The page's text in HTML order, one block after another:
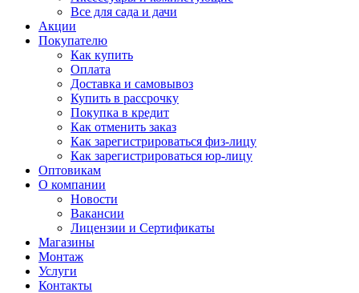
Все для сада и дачи
Акции
Покупателю
Как купить
Оплата
Доставка и самовывоз
Купить в рассрочку
Покупка в кредит
Как отменить заказ
Как зарегистрироваться физ-лицу
Как зарегистрироваться юр-лицу
Оптовикам
О компании
Новости
Вакансии
Лицензии и Сертификаты
Магазины
Монтаж
Услуги
Контакты